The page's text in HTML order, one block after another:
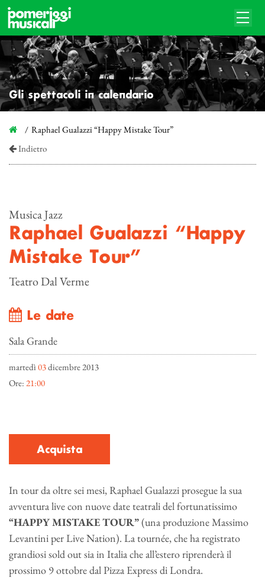
Gli spettacoli in calendario
Raphael Gualazzi “Happy Mistake Tour”
Indietro
Musica Jazz
Raphael Gualazzi “Happy
Mistake Tour”
Teatro Dal Verme
Le date
Sala Grande
martedì 03dicembre 2013
Ore: 21:00
Acquista
In tour da oltre sei mesi, Raphael Gualazzi prosegue la sua
avventura live con nuove date teatrali del fortunatissimo
“HAPPY MISTAKE TOUR”(una produzione Massimo
Levantini per Live Nation). La tournée, che ha registrato
grandiosi sold out sia in Italia che all’estero riprenderà il
prossimo 9 ottobre dal Pizza Express di Londra.